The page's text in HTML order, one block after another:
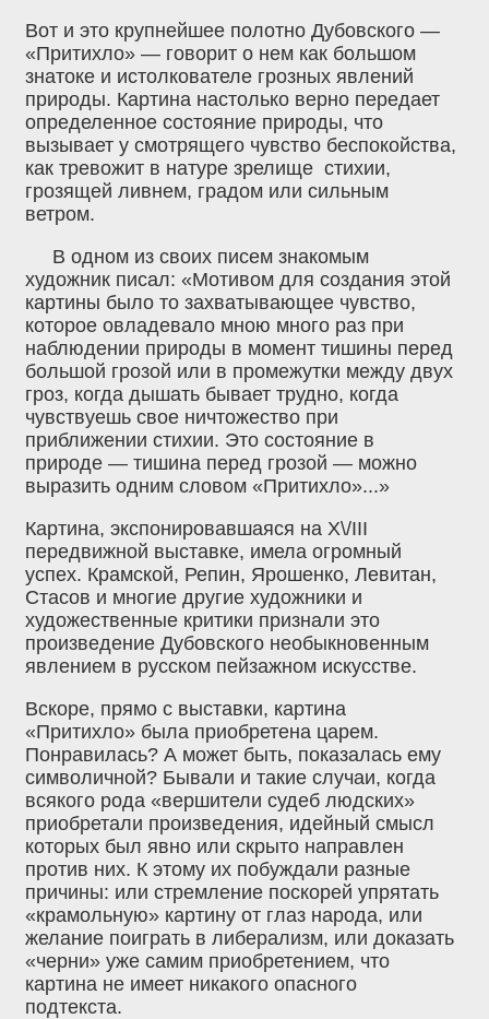
Вот и это крупнейшее полотно Дубовского —
«Притихло» — говорит о нем как большом
знатоке и истолкователе грозных явлений
природы. Картина настолько верно передает
определенное состояние природы, что
вызывает у смотрящего чувство беспокойства,
как тревожит в натуре зрелище стихии,
грозящей ливнем, градом или сильным
ветром.
В одном из своих писем знакомым
художник писал: «Мотивом для создания этой
картины было то захватывающее чувство,
которое овладевало мною много раз при
наблюдении природы в момент тишины перед
большой грозой или в промежутки между двух
гроз, когда дышать бывает трудно, когда
чувствуешь свое ничтожество при
приближении стихии. Это состояние в
природе — тишина перед грозой — можно
выразить одним словом «Притихло»...»
Картина, экспонировавшаяся на Х\/III
передвижной выставке, имела огромный
успех. Крамской, Репин, Ярошенко, Левитан,
Стасов и многие другие художники и
художественные критики признали это
произведение Дубовского необыкновенным
явлением в русском пейзажном искусстве.
Вскоре, прямо с выставки, картина
«Притихло» была приобретена царем.
Понравилась? А может быть, показалась ему
символичной? Бывали и такие случаи, когда
всякого рода «вершители судеб людских»
приобретали произведения, идейный смысл
которых был явно или скрыто направлен
против них. К этому их побуждали разные
причины: или стремление поскорей упрятать
«крамольную» картину от глаз народа, или
желание поиграть в либерализм, или доказать
«черни» уже самим приобретением, что
картина не имеет никакого опасного
подтекста.